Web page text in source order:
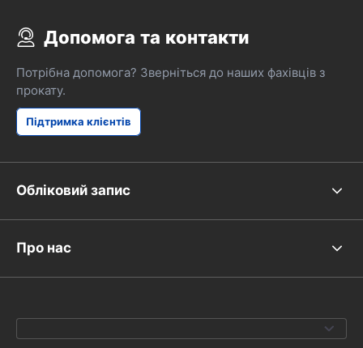
Допомога та контакти
Потрібна допомога? Зверніться до наших фахівців з
прокату.
Підтримка клієнтів
Обліковий запис
Про нас